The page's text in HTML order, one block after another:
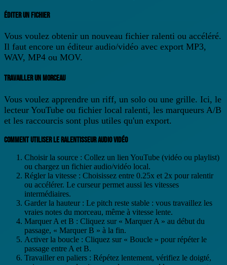
ÉDITER UN FICHIER
Vous voulez obtenir un nouveau fichier ralenti ou accéléré.
Il faut encore un éditeur audio/vidéo avec export MP3,
WAV, MP4 ou MOV.
TRAVAILLER UN MORCEAU
Vous voulez apprendre un riff, un solo ou une grille. Ici, le
lecteur YouTube ou fichier local ralenti, les marqueurs A/B
et les raccourcis sont plus utiles qu'un export.
COMMENT UTILISER LE RALENTISSEUR AUDIO VIDÉO
Choisir la source : Collez un lien YouTube (vidéo ou playlist)
ou chargez un fichier audio/vidéo local.
Régler la vitesse : Choisissez entre 0.25x et 2x pour ralentir
ou accélérer. Le curseur permet aussi les vitesses
intermédiaires.
Garder la hauteur : Le pitch reste stable : vous travaillez les
vraies notes du morceau, même à vitesse lente.
Marquer A et B : Cliquez sur « Marquer A » au début du
passage, « Marquer B » à la fin.
Activer la boucle : Cliquez sur « Boucle » pour répéter le
passage entre A et B.
Travailler en paliers : Répétez lentement, vérifiez le doigté,